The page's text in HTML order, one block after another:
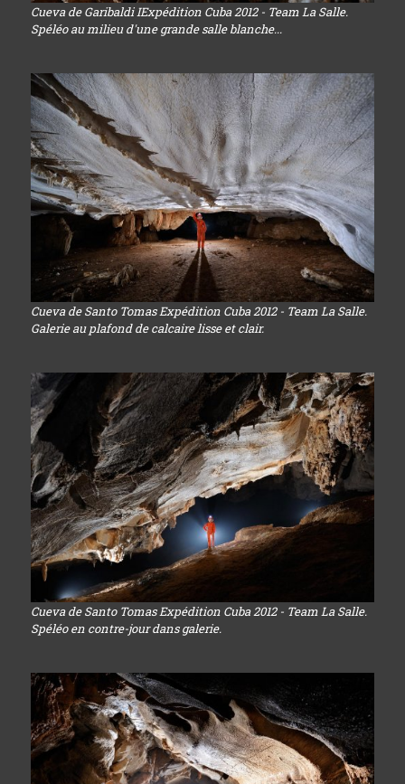
Cueva de Garibaldi IExpédition Cuba 2012 - Team La Salle.
Spéléo au milieu d'une grande salle blanche...
Cueva de Santo Tomas Expédition Cuba 2012 - Team La Salle.
Galerie au plafond de calcaire lisse et clair.
Cueva de Santo Tomas Expédition Cuba 2012 - Team La Salle.
Spéléo en contre-jour dans galerie.